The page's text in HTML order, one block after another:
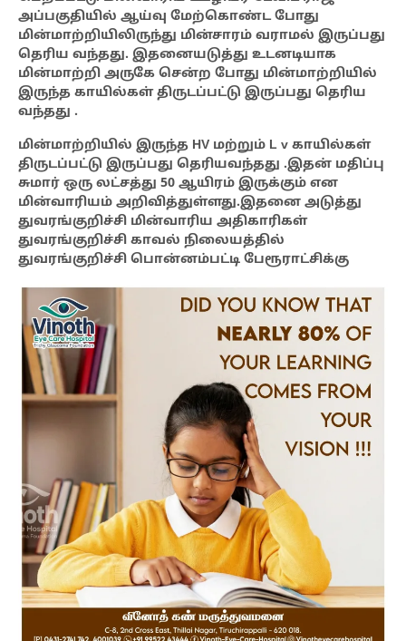
அப்பகுதியில் ஆய்வு மேற்கொண்ட போது
மின்மாற்றியிலிருந்து மின்சாரம் வராமல் இருப்பது
தெரிய வந்தது. இதனையடுத்து உடனடியாக
மின்மாற்றி அருகே சென்ற போது மின்மாற்றியில்
இருந்த காயில்கள் திருடப்பட்டு இருப்பது தெரிய
வந்தது .
மின்மாற்றியில் இருந்த HV மற்றும் L v காயில்கள்
திருடப்பட்டு இருப்பது தெரியவந்தது .இதன் மதிப்பு
சுமார் ஒரு லட்சத்து 50 ஆயிரம் இருக்கும் என
மின்வாரியம் அறிவித்துள்ளது.இதனை அடுத்து
துவரங்குறிச்சி மின்வாரிய அதிகாரிகள்
துவரங்குறிச்சி காவல் நிலையத்தில்
துவரங்குறிச்சி பொன்னம்பட்டி பேரூராட்சிக்கு